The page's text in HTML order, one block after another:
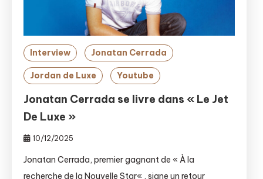
Interview Jonatan Cerrada
Jordan de Luxe Youtube
Jonatan Cerrada se livre dans « Le Jet
De Luxe »
10/12/2025
Jonatan Cerrada, premier gagnant de « À la
recherche de la Nouvelle Star« , signe un retour